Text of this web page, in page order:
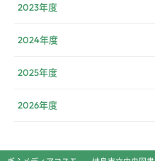
2023年度
2024年度
2025年度
2026年度